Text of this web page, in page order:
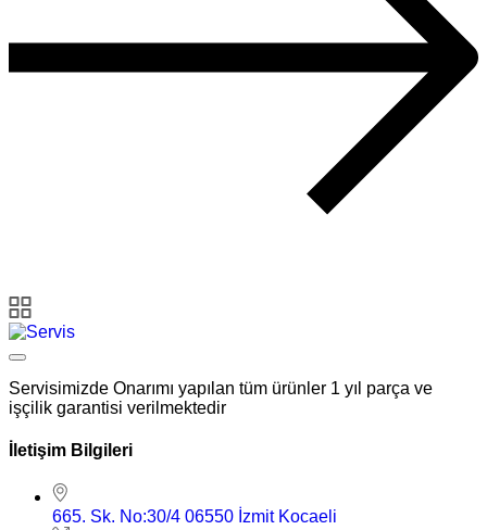
Servisimizde Onarımı yapılan tüm ürünler 1 yıl parça ve
işçilik garantisi verilmektedir
İletişim Bilgileri
665. Sk. No:30/4 06550 İzmit Kocaeli